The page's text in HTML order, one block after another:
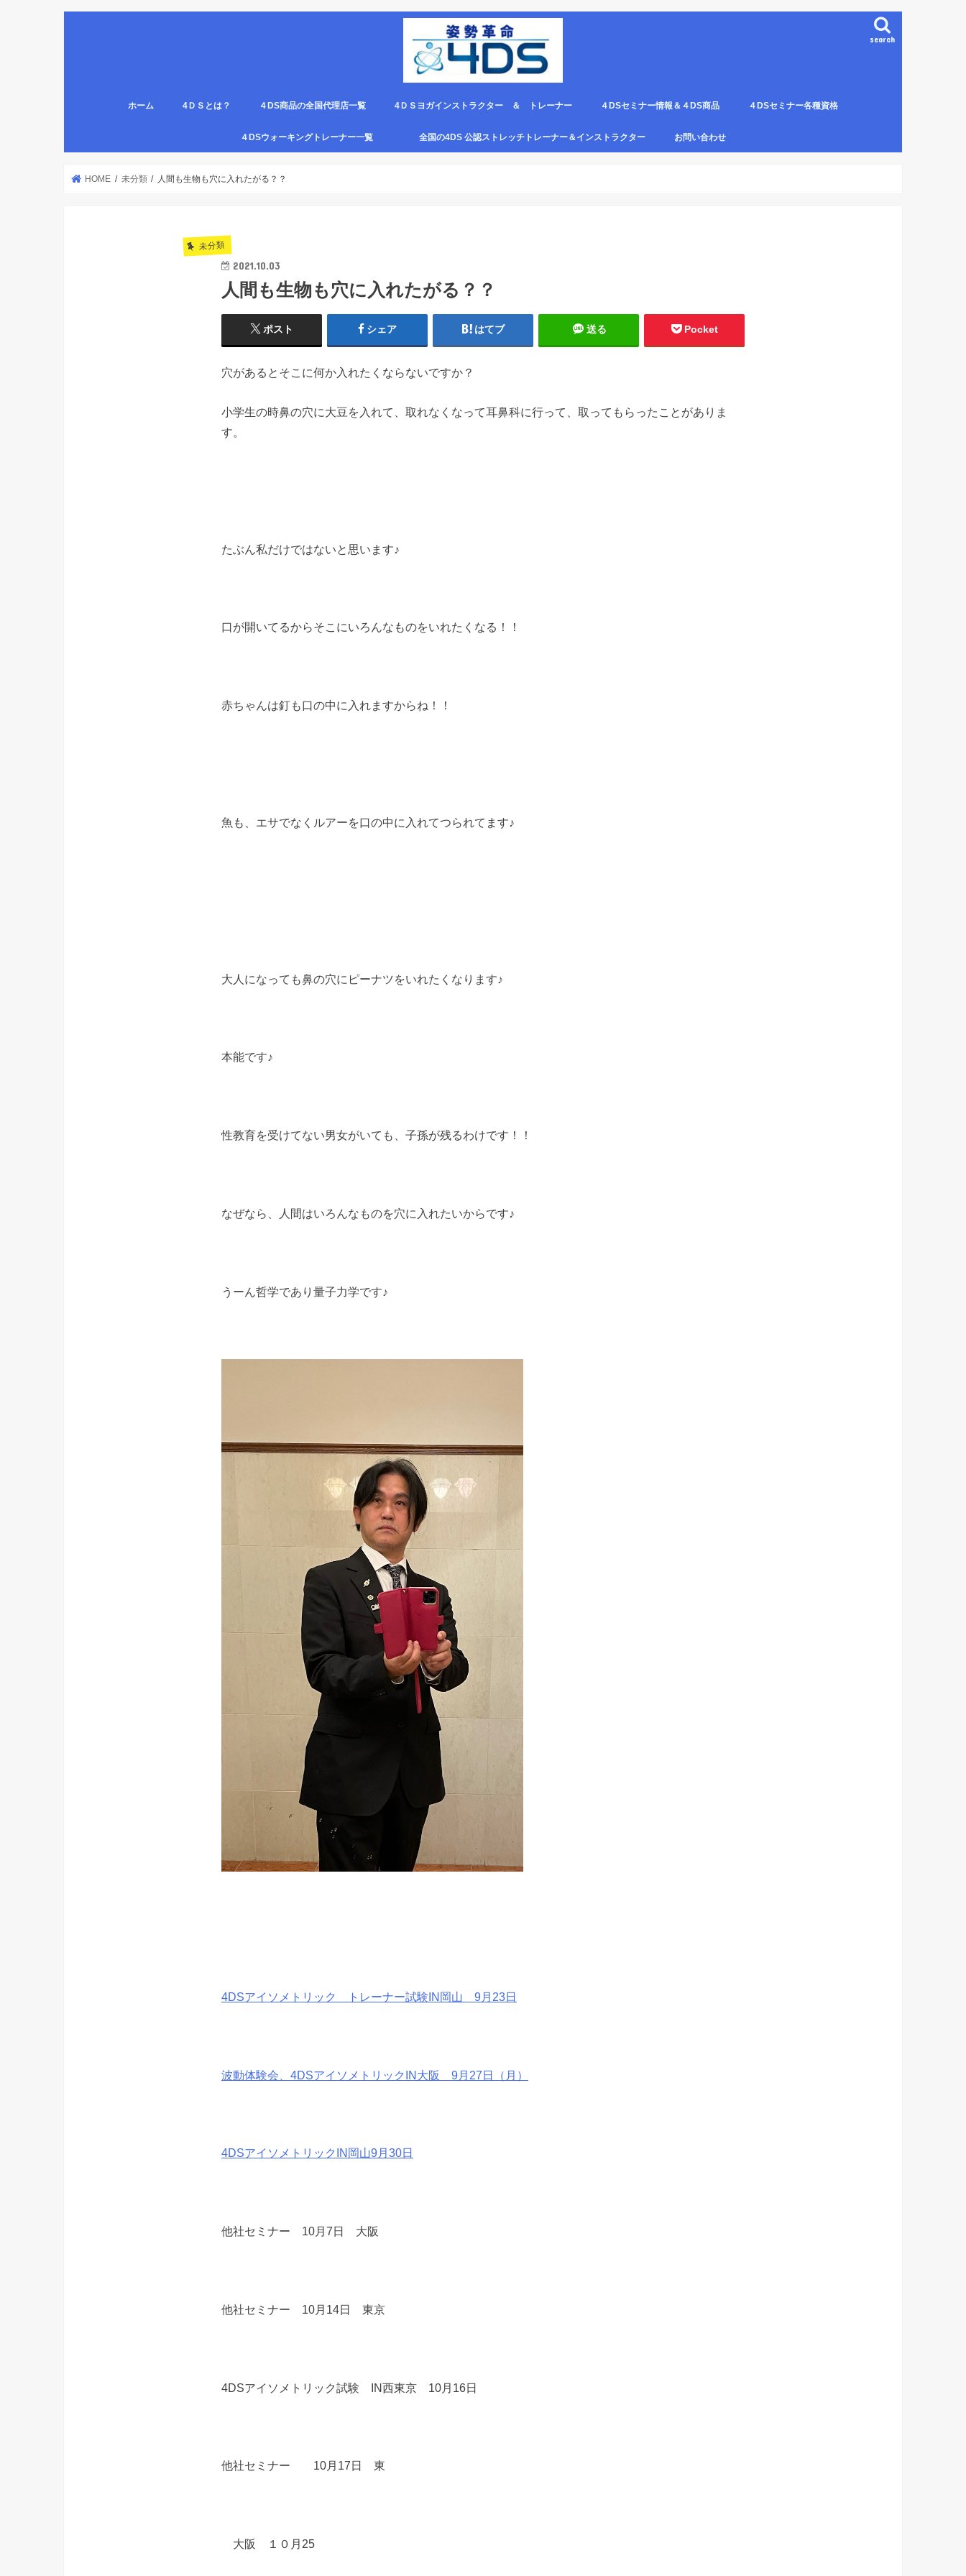
search
ホーム 4ＤＳとは？
医療従事者,学生のための語呂合わせ。
４DS商品の全国代理店一覧
４DSの公認クリエピロー代理店 クリエピロー説明＆使い方動画
クリエピロー Q＆A
クリエピロー販売店になる方法は？
4DS腸腹ペタベルト＆手首足首ベルト
４DS螺旋ソックス代理店一覧
4ＤＳヨガインストラクター ＆ トレーナー ４DSセミナー情報＆４DS商品
4ds商品
４DSのテンプレート（S字カーブ定
４ＤＳの各部門の説明
4DS セミナー受講料について
セミナー受講のルールとキャンセルに
４DSセミナー各種資格
４DSウォーキングトレーナー一覧 全国の4DS 公認ストレッチトレーナー＆インストラクター お問い合わせ
HOME 未分類 人間も生物も穴に入れたがる？？
未分類
2021.10.03
人間も生物も穴に入れたがる？？
ポスト シェア はてブ 送る Pocket
穴があるとそこに何か入れたくならないですか？
小学生の時鼻の穴に大豆を入れて、取れなくなって耳鼻科に行って、取ってもらったことがありま
す。
たぶん私だけではないと思います♪
口が開いてるからそこにいろんなものをいれたくなる！！
赤ちゃんは釘も口の中に入れますからね！！
魚も、エサでなくルアーを口の中に入れてつられてます♪
大人になっても鼻の穴にピーナツをいれたくなります♪
本能です♪
性教育を受けてない男女がいても、子孫が残るわけです！！
なぜなら、人間はいろんなものを穴に入れたいからです♪
うーん哲学であり量子力学です♪
4DSアイソメトリック トレーナー試験IN岡山 9月23日
波動体験会、4DSアイソメトリックIN大阪 9月27日（月）
4DSアイソメトリックIN岡山9月30日
他社セミナー 10月7日 大阪
他社セミナー 10月14日 東京
4DSアイソメトリック試験 IN西東京 10月16日
他社セミナー 10月17日 東
大阪 １０月25